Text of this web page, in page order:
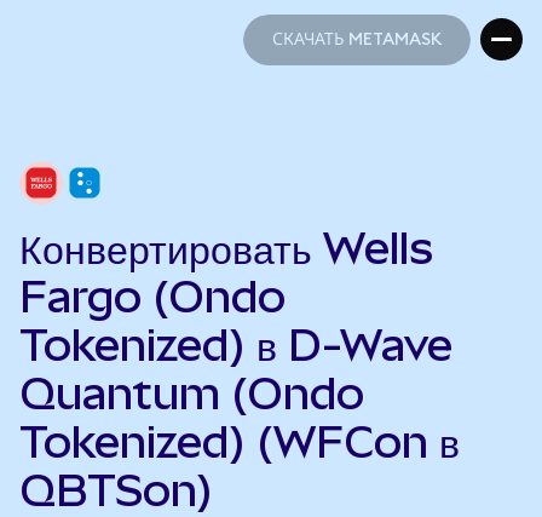
СКАЧАТЬ METAMASK
Конвертировать Wells
Fargo (Ondo
Tokenized) в D-Wave
Quantum (Ondo
Tokenized) (WFCon в
QBTSon)